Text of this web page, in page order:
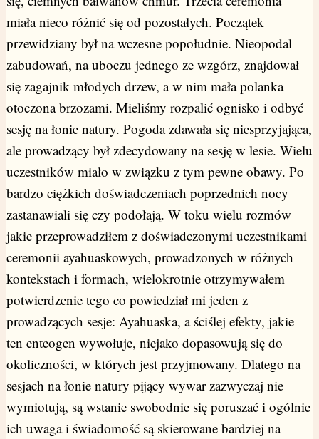
miała nieco różnić się od pozostałych. Początek
przewidziany był na wczesne popołudnie. Nieopodal
zabudowań, na uboczu jednego ze wzgórz, znajdował
się zagajnik młodych drzew, a w nim mała polanka
otoczona brzozami. Mieliśmy rozpalić ognisko i odbyć
sesję na łonie natury. Pogoda zdawała się niesprzyjająca,
ale prowadzący był zdecydowany na sesję w lesie. Wielu
uczestników miało w związku z tym pewne obawy. Po
bardzo ciężkich doświadczeniach poprzednich nocy
zastanawiali się czy podołają. W toku wielu rozmów
jakie przeprowadziłem z doświadczonymi uczestnikami
ceremonii ayahuaskowych, prowadzonych w różnych
kontekstach i formach, wielokrotnie otrzymywałem
potwierdzenie tego co powiedział mi jeden z
prowadzących sesje: Ayahuaska, a ściślej efekty, jakie
ten enteogen wywołuje, niejako dopasowują się do
okoliczności, w których jest przyjmowany. Dlatego na
sesjach na łonie natury pijący wywar zazwyczaj nie
wymiotują, są wstanie swobodnie się poruszać i ogólnie
ich uwaga i świadomość są skierowane bardziej na